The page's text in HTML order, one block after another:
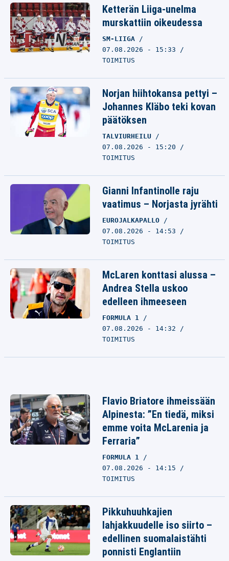
Ketterän Liiga-unelma
murskattiin oikeudessa
SM-LIIGA
07.08.2026 - 15:33
TOIMITUS
Norjan hiihtokansa pettyi –
Johannes Kläbo teki kovan
päätöksen
TALVIURHEILU
07.08.2026 - 15:20
TOIMITUS
Gianni Infantinolle raju
vaatimus – Norjasta jyrähti
EUROJALKAPALLO
07.08.2026 - 14:53
TOIMITUS
McLaren konttasi alussa –
Andrea Stella uskoo
edelleen ihmeeseen
FORMULA 1
07.08.2026 - 14:32
TOIMITUS
Flavio Briatore ihmeissään
Alpinesta: ”En tiedä, miksi
emme voita McLarenia ja
Ferraria”
FORMULA 1
07.08.2026 - 14:15
TOIMITUS
Pikkuhuuhkajien
lahjakkuudelle iso siirto –
edellinen suomalaistähti
ponnisti Englantiin